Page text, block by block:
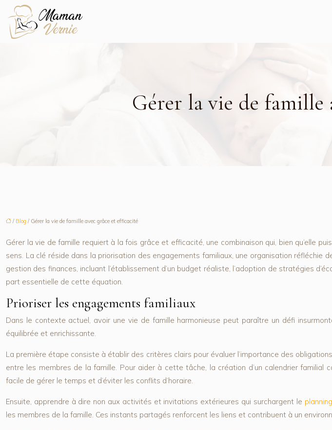
Gérer la vie de famille
/ Blog / Gérer la vie de famille avec grâce et efficacité
Gérer la vie de famille requiert à la fois grâce et efficacité, une combinaison qui, bien qu’elle
sens. La clé réside dans la priorisation des engagements familiaux, une organisation
gestion des finances, incluant l’établissement d’un budget réaliste, l’adoption de stratégies
part essentielle de cette équation.
Prioriser les engagements familiaux
Dans le contexte actuel, avoir une vie de famille harmonieuse peut paraître un défi
équilibrée et enrichissante.
La première étape consiste à établir des critères clairs pour évaluer l’importance des
entre les membres de la famille. Pour aider à cette tâche, la création d’un calendrier
facile de gérer le temps et d’éviter les conflits d’horaire.
Ensuite, apprendre à dire non aux activités et invitations extérieures qui surchargent le
les membres de la famille. Ces instants partagés renforcent les liens et contribuent à un